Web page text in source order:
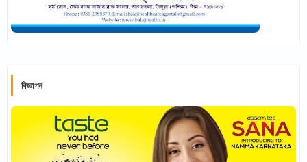
বিজ্ঞাপন